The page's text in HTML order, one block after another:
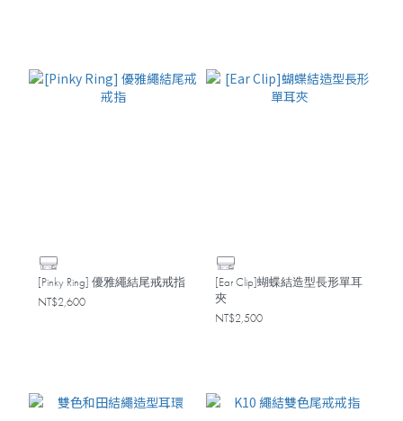
[Pinky Ring] 優雅繩結尾戒戒指
NT$2,600
[Ear Clip]蝴蝶結造型長形單耳
夾
NT$2,500